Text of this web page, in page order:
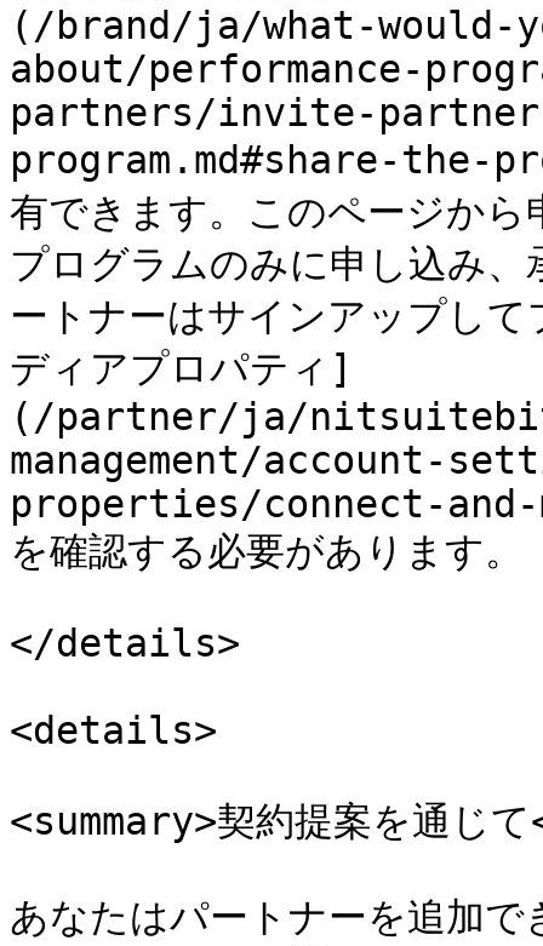
(/brand/ja/what-
about/performance-
partners/invite-
program.md#share-the-
有できます。このページか
プログラムのみに申し込み
ートナーはサインアップし
ディアプロパティ]
(/partner/ja/
management/account-
properties/connect-and-
を確認する必要があります。
</details>
<details>
<summary>契約提案を通じ
あなたはパートナーを追加